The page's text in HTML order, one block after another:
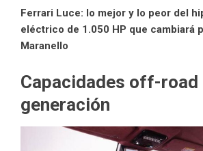
Ferrari Luce: lo mejor y lo peor del
eléctrico de 1.050 HP que cambiará
Maranello
Capacidades off-road
generación